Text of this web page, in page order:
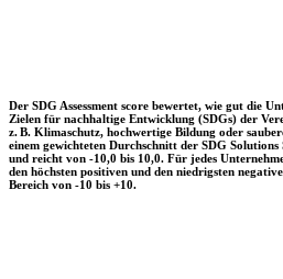
Der SDG Assessment score bewertet, wie gut die
Zielen für nachhaltige Entwicklung (SDGs) der
z. B. Klimaschutz, hochwertige Bildung oder
einem gewichteten Durchschnitt der SDG
und reicht von -10,0 bis 10,0. Für jedes
den höchsten positiven und den niedrigsten
Bereich von -10 bis +10.